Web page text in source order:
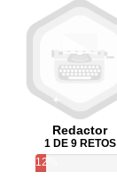
Redactor
1 DE 9 RETOS
12%